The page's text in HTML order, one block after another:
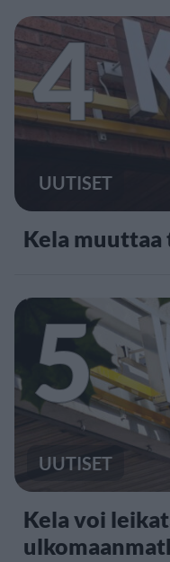
4
UUTISET
Kela
5
UUTISET
Kela voi